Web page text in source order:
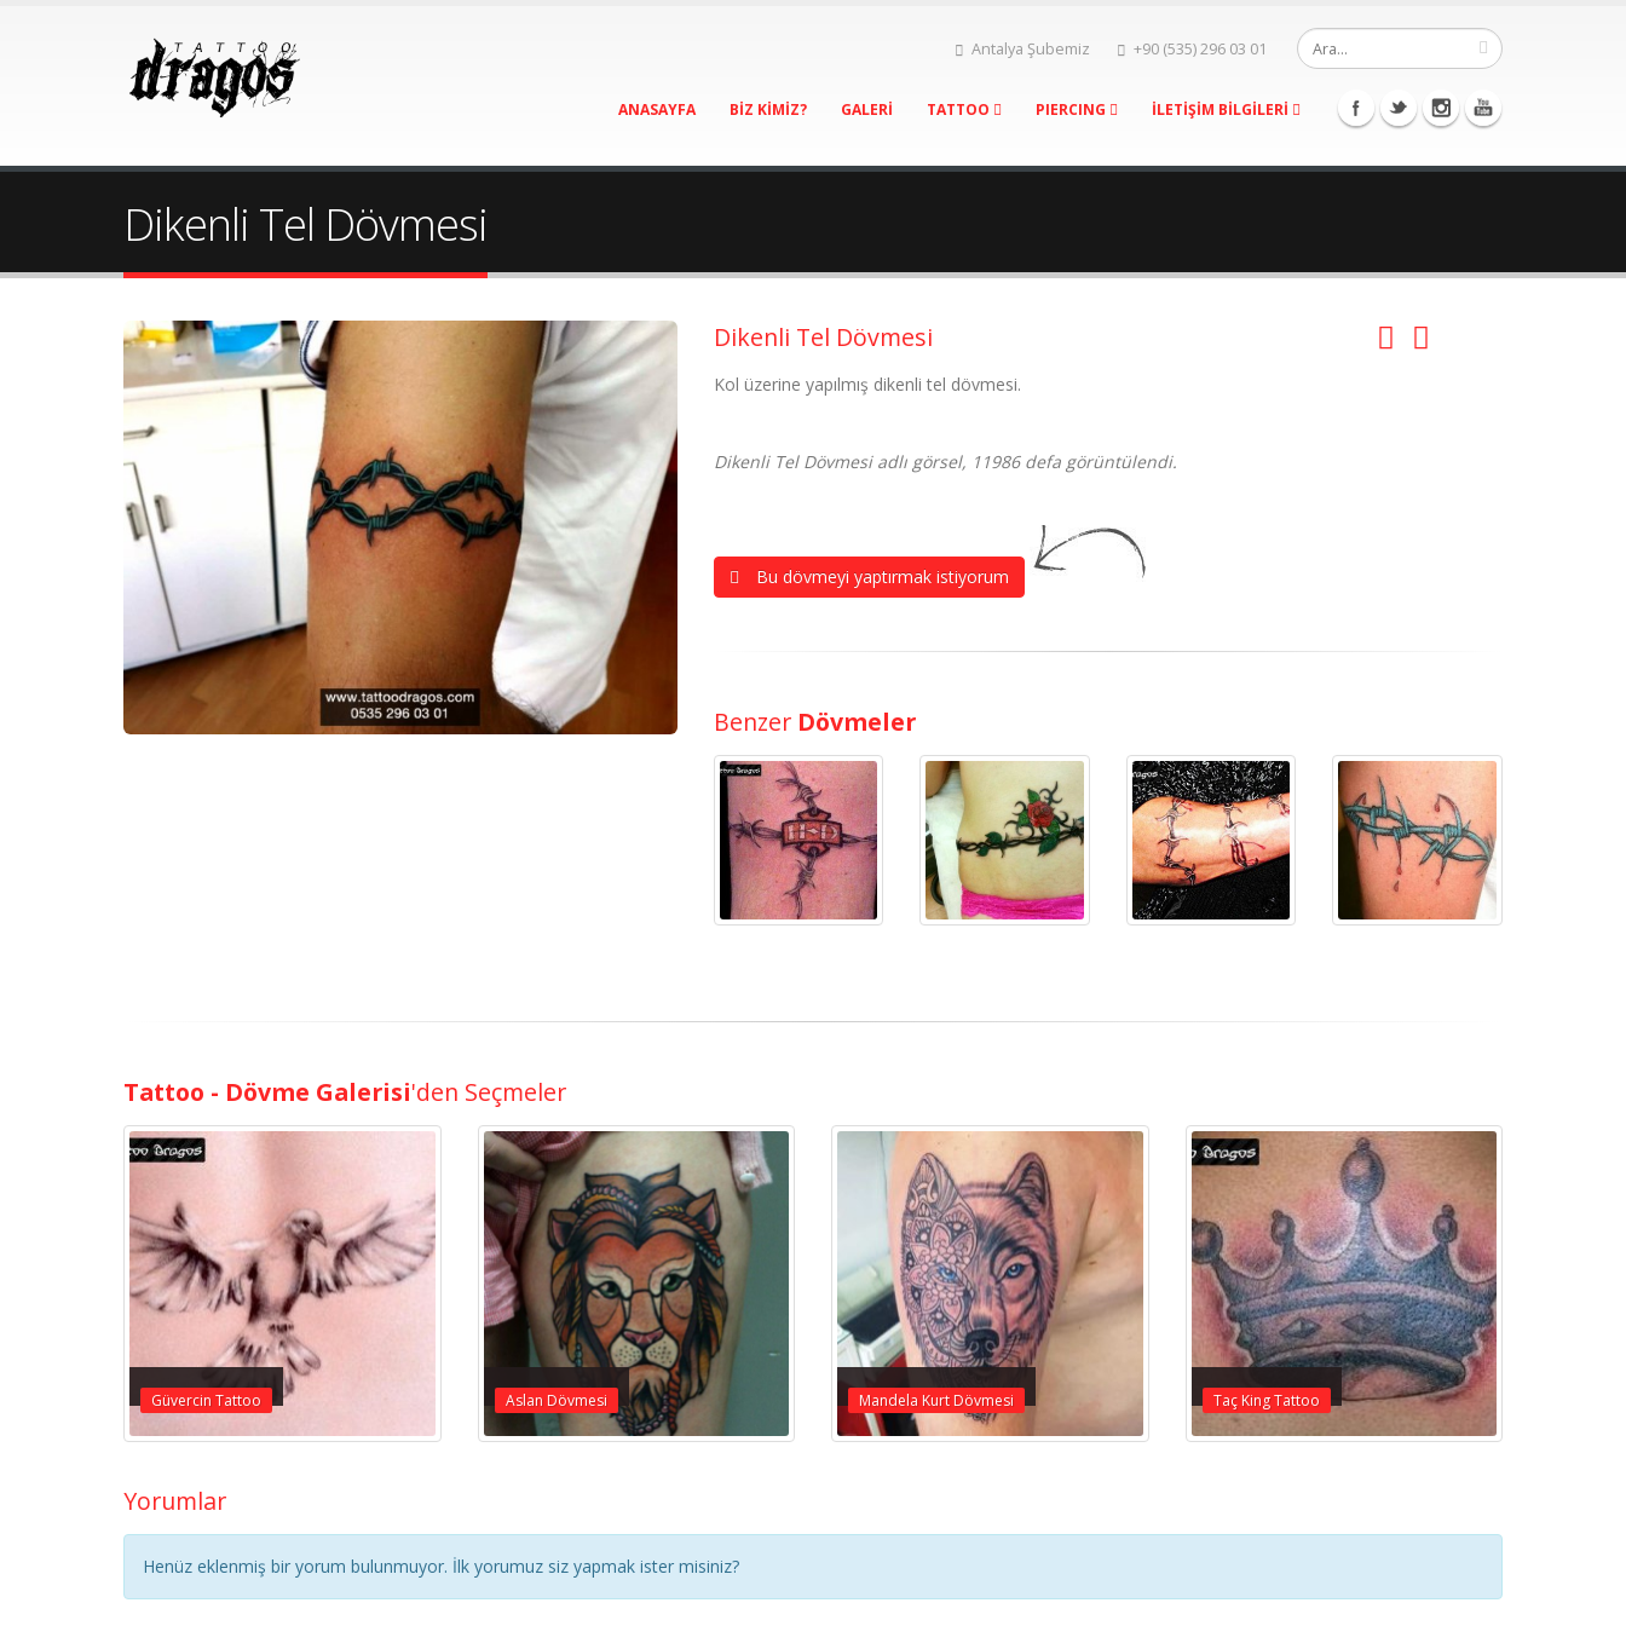
Antalya Şubemiz +90 (535) 296 03 01
ANASAYFA BİZ KİMİZ? GALERİ TATTOO PIERCING İLETİŞİM BİLGİLERİ
Dikenli Tel Dövmesi
Dikenli Tel Dövmesi
Kol üzerine yapılmış dikenli tel dövmesi.
Dikenli Tel Dövmesi adlı görsel, 11986 defa görüntülendi.
Bu dövmeyi yaptırmak istiyorum
Benzer Dövmeler
Tattoo - Dövme Galerisi'den Seçmeler
Güvercin Tattoo Aslan Dövmesi Mandela Kurt Dövmesi Taç King Tattoo
Yorumlar
Henüz eklenmiş bir yorum bulunmuyor. İlk yorumuz siz yapmak ister misiniz?